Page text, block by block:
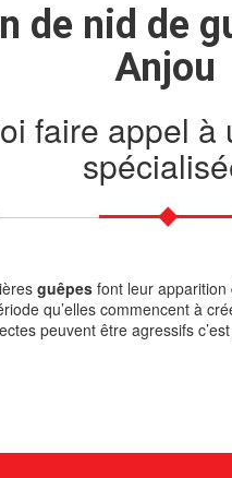
de nid de
Anjou
faire appel à
guêpes font leur
qu’elles commencent à
peuvent être agressifs